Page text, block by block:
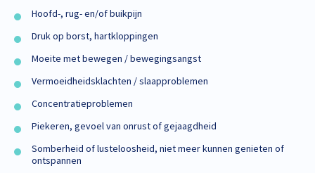
Hoofd-, rug- en/of buikpijn
Druk op borst, hartkloppingen
Moeite met bewegen / bewegingsangst
Vermoeidheidsklachten / slaapproblemen
Concentratieproblemen
Piekeren, gevoel van onrust of gejaagdheid
Somberheid of lusteloosheid, niet meer kunnen genieten of
ontspannen